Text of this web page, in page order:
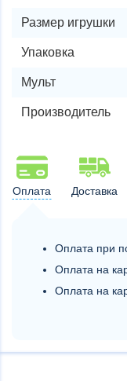
Размер игрушки
Упаковка
Мульт
Производитель
Оплата Доставка
Оплата при
Оплата на
Оплата на